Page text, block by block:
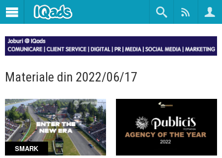
Materiale din 2022/06/17
SMARK